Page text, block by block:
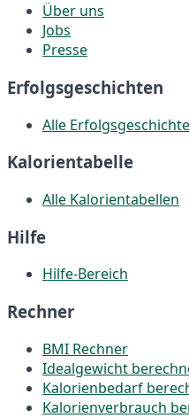
Über uns
Jobs
Presse
Erfolgsgeschichten
Alle
Kalorientabelle
Alle Kalorientabellen
Hilfe
Hilfe-Bereich
Rechner
BMI Rechner
Idealgewicht
Kalorienbedarf
Kalorienverbrauch